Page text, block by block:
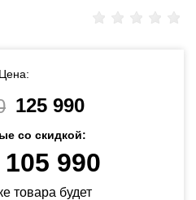
Цена:
125 990
со скидкой:
105 990
товара будет